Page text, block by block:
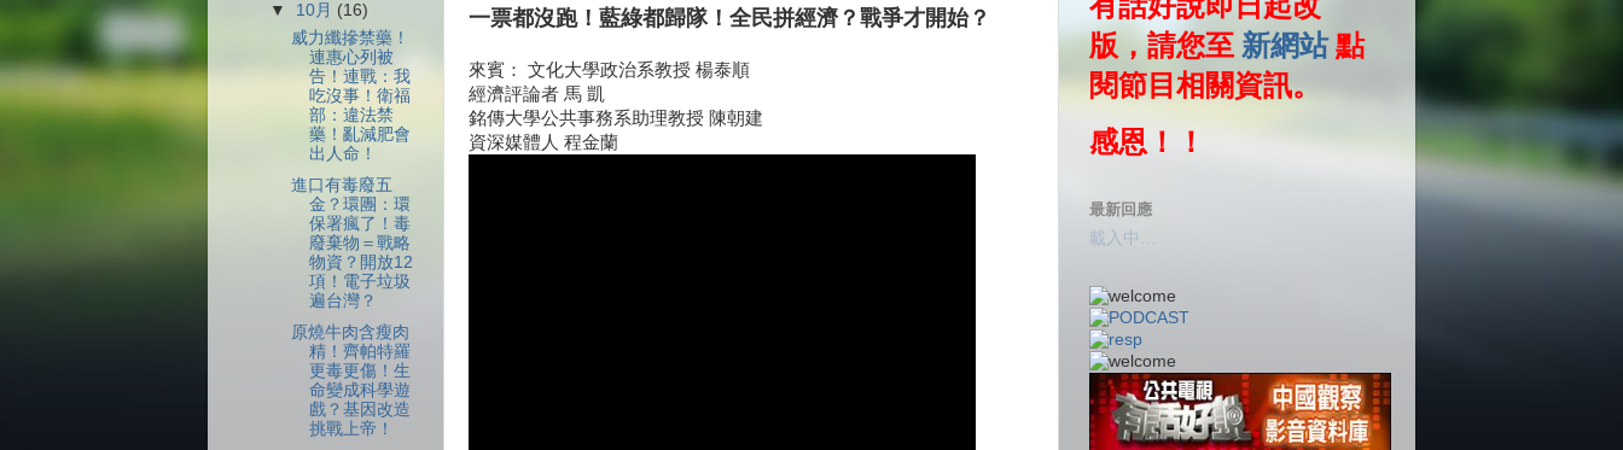
一票都沒跑！藍綠都歸隊！全民拼經濟？戰爭才開始？
來賓： 文化大學政治系教授 楊泰順
經濟評論者 馬 凱
銘傳大學公共事務系助理教授 陳朝建
資深媒體人 程金蘭
▼ 10月 (16)
威力纖摻禁藥！
連惠心列被
告！連戰：我
吃沒事！衛福
部：違法禁
藥！亂減肥會
出人命！
進口有毒廢五
金？環團：環
保署瘋了！毒
廢棄物＝戰略
物資？開放12
項！電子垃圾
遍台灣？
原燒牛肉含瘦肉
精！齊帕特羅
更毒更傷！生
命變成科學遊
戲？基因改造
挑戰上帝！
有話好說即日起改
版，請您至 新網站點
閱節目相關資訊。
感恩！！
最新回應
載入中…